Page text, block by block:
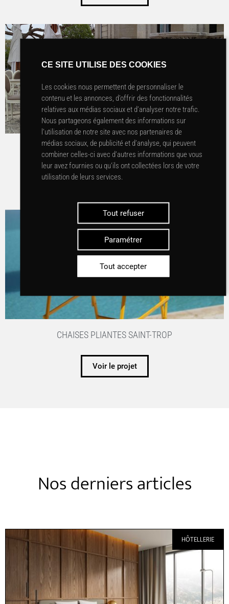
LE GRAND BARAIL 5* – TERRASSE – SAINT-ÉMILION
Voir le projet
CHAISES PLIANTES SAINT-TROP
Voir le projet
Nos derniers articles
HÔTELLERIE
CE SITE UTILISE DES COOKIES
Les cookies nous permettent de personnaliser le
contenu et les annonces, d’offrir des fonctionnalités
relatives aux médias sociaux et d’analyser notre trafic.
Nous partageons également des informations sur
l’utilisation de notre site avec nos partenaires de
médias sociaux, de publicité et d’analyse, qui peuvent
combiner celles-ci avec d’autres informations que vous
leur avez fournies ou qu’ils ont collectées lors de votre
utilisation de leurs services.
Tout accepter
Tout refuser
Paramétrer